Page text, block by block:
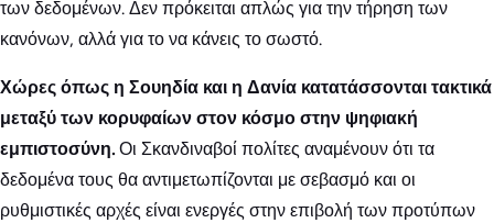
των δεδομένων. Δεν πρόκειται απλώς για την τήρηση των
κανόνων, αλλά για το να κάνεις το σωστό.
Χώρες όπως η Σουηδία και η Δανία κατατάσσονται τακτικά
μεταξύ των κορυφαίων στον κόσμο στην ψηφιακή
εμπιστοσύνη. Οι Σκανδιναβοί πολίτες αναμένουν ότι τα
δεδομένα τους θα αντιμετωπίζονται με σεβασμό και οι
ρυθμιστικές αρχές είναι ενεργές στην επιβολή των προτύπων